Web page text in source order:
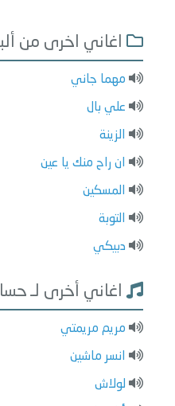
اغاني اخرى من
مهما جاني
علي بال
الزينة
ان راح منك يا عين
المسكين
التوبة
دبيكي
اغاني أخرى لـ
مريم مريمتي
انسر ماشين
لولاش